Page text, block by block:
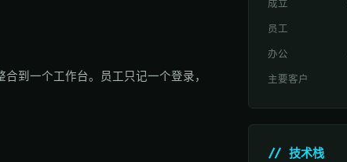
合到一个工作台。员工只记一个登录，
成立
员工
办公
主要客户
// 技术栈